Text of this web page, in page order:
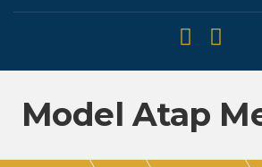
Model Atap